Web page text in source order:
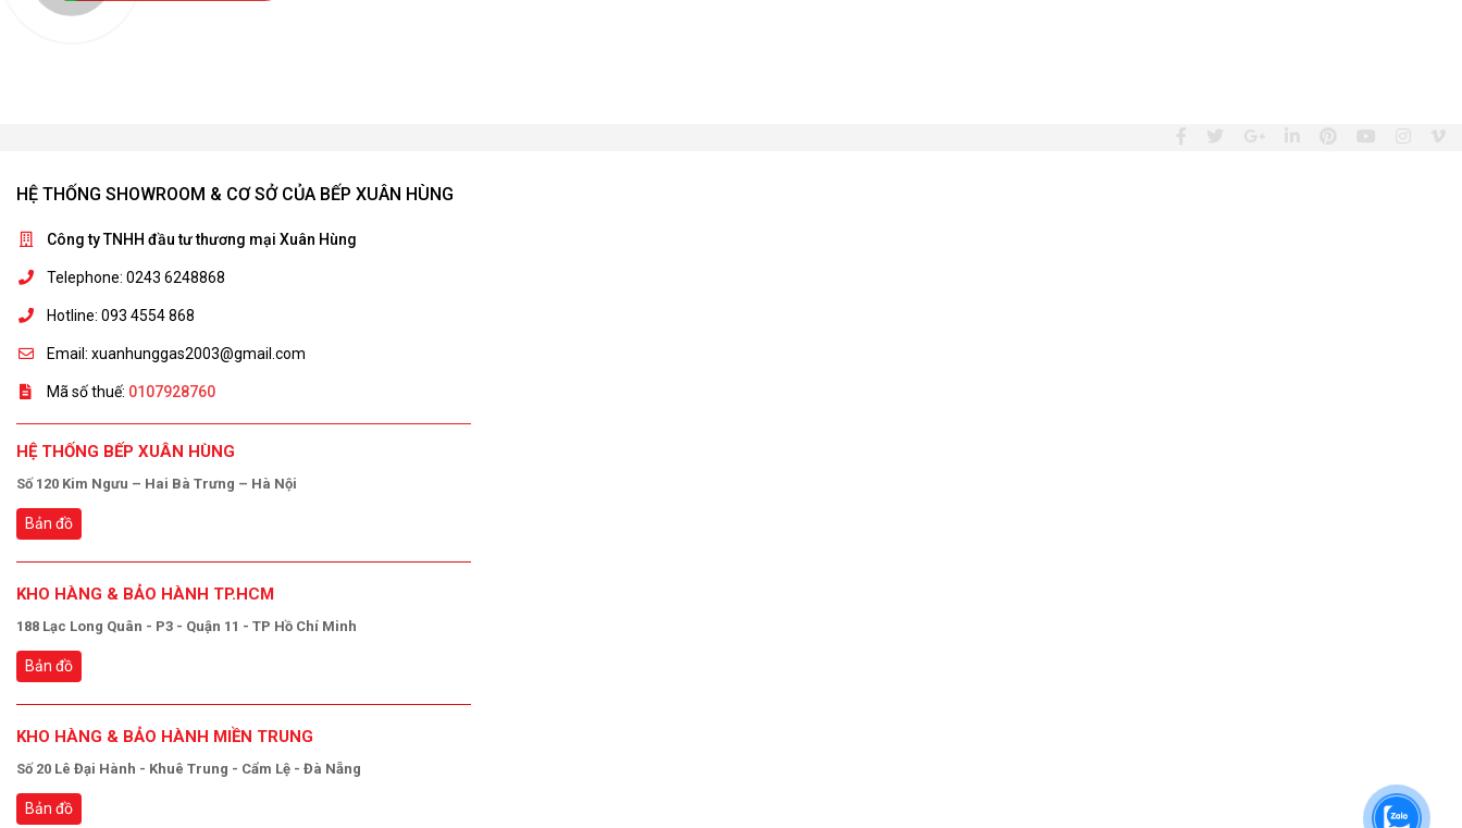
HỆ THỐNG SHOWROOM & CƠ SỞ CỦA BẾP XUÂN HÙNG
Công ty TNHH đầu tư thương mại Xuân Hùng
Telephone: 0243 6248868
Hotline: 093 4554 868
Email: xuanhunggas2003@gmail.com
Mã số thuế: 0107928760
HỆ THỐNG BẾP XUÂN HÙNG
Số 120 Kim Ngưu – Hai Bà Trưng – Hà Nội
Bản đồ
KHO HÀNG & BẢO HÀNH TP.HCM
188 Lạc Long Quân - P3 - Quận 11 - TP Hồ Chí Minh
Bản đồ
KHO HÀNG & BẢO HÀNH MIỀN TRUNG
Số 20 Lê Đại Hành - Khuê Trung - Cẩm Lệ - Đà Nẵng
Bản đồ